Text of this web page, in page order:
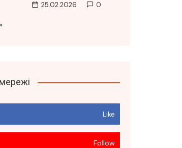
25.02.2026 0
Like
Follow